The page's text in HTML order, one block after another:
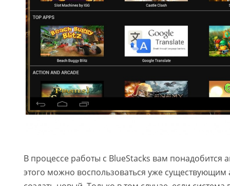
В процессе работы с BlueStacks вам понадобится
этого можно воспользоваться уже существующим